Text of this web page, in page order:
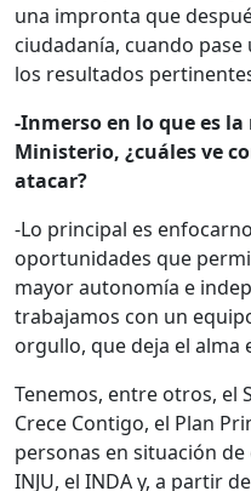
una impronta que
ciudadanía, cuando
los resultados
-Inmerso en lo que es
Ministerio, ¿cuáles ve
atacar?
-Lo principal es
oportunidades que
mayor autonomía e
trabajamos con un
orgullo, que deja el alma
Tenemos, entre otros, el
Crece Contigo, el Plan
personas en situación
INJU, el INDA y, a partir